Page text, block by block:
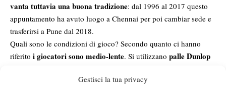
Gestisci la tua privacy
vanta tuttavia una buona tradizione: dal 1996 al 2017 questo
appuntamento ha avuto luogo a Chennai per poi cambiar sede e
trasferirsi a Pune dal 2018.
Quali sono le condizioni di gioco? Secondo quanto ci hanno
riferito i giocatori sono medio-lente. Si utilizzano palle Dunlop
mentre nei primi game quando sono nuove sono decisamente più